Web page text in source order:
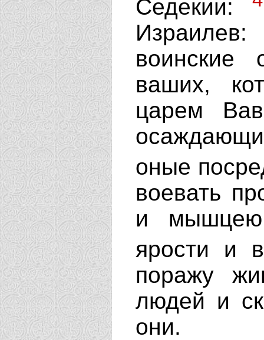
Седекии:
воинские
ваших,
царем
оные
воевать
и
ярости и
поражу
людей и
они.